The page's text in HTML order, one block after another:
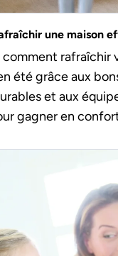
une maison
comment rafraîchir
été grâce aux
et aux
gagner en